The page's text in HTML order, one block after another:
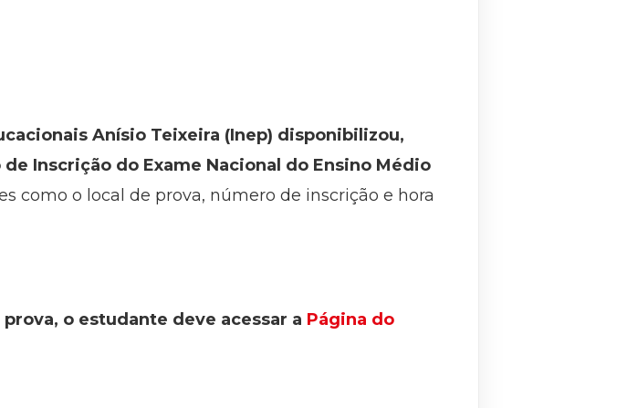
Anísio Teixeira (Inep) disponibilizou,
Inscrição do Exame Nacional do Ensino Médio
como o local de prova, número de inscrição e hora
o estudante deve acessar a Página do